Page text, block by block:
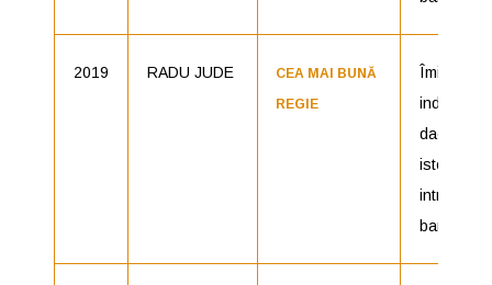
2019 RADU JUDE
CEA MAI BUNĂ
REGIE
Îmi este
indiferent
dacă în
istorie
intra ca
barbari